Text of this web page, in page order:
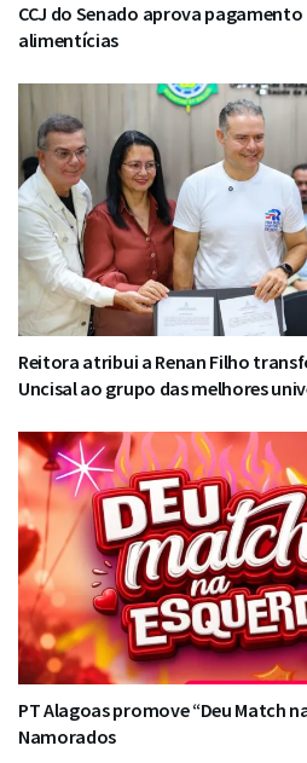
CCJ do Senado aprova
alimentícias
Reitora atribui a Renan Filho
Uncisal ao grupo das melhores
PT Alagoas promove “Deu Match
Namorados